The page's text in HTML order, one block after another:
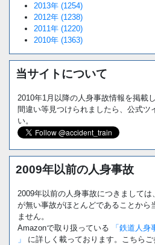
2013年 (1254)
2012年 (1238)
2011年 (1220)
2010年 (1363)
当サイトについて
2010年1月以降の人身事故情報を掲載し
間違い等見つけられましたら、公式ツ
い。
2009年以前の人身事故
2009年以前の人身事故につきまして
が無い事故がほとんどであることから
ません。
Amazonで取り扱っている
「鉄道人
」
に詳しく載っております。こちらご